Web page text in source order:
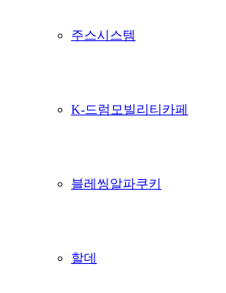
주스시스템
K-드럼모빌리티카페
블레씽알파쿠키
할데